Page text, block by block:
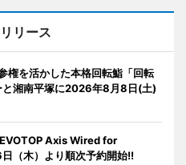
リース
権を活かした本格回転鮨「回転
と湘南平塚に2026年8月8日(土)
Axis Wired for
（木）より順次予約開始!!